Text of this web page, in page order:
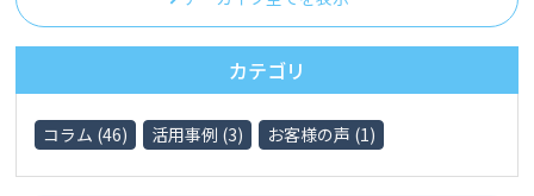
カテゴリ
コラム (46) 活用事例 (3) お客様の声 (1)